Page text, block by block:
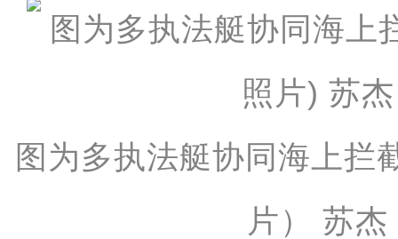
图为多执法艇协同海上拦
片） 苏